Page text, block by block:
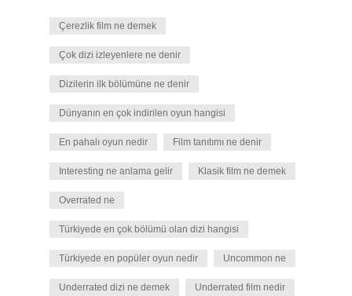
Çerezlik film ne demek
Çok dizi izleyenlere ne denir
Dizilerin ilk bölümüne ne denir
Dünyanın en çok indirilen oyun hangisi
En pahalı oyun nedir Film tanıtımı ne denir
Interesting ne anlama gelir Klasik film ne demek
Overrated ne
Türkiyede en çok bölümü olan dizi hangisi
Türkiyede en popüler oyun nedir Uncommon ne
Underrated dizi ne demek Underrated film nedir